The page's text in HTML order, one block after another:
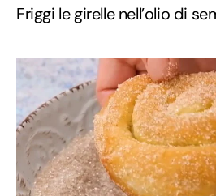
Friggi le girelle nell’olio di